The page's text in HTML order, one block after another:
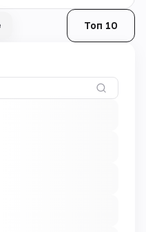
Топ 10